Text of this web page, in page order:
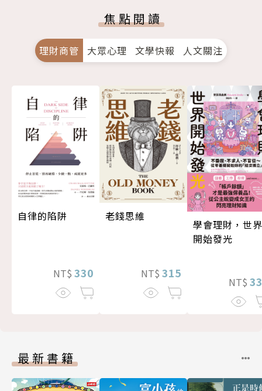
焦點閱讀
理財商管 大眾心理 文學快報 人文關注
自律的陷阱
NT$ 330
老錢思維
NT$ 315
學會理財，世界
開始發光
NT$
最新書籍